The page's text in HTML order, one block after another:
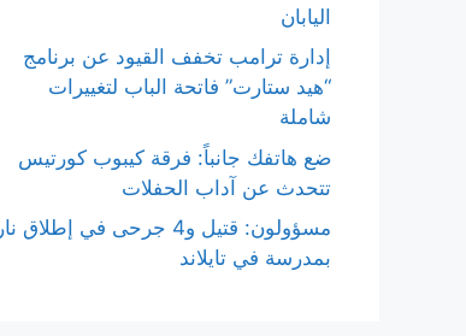
اليابان
إدارة ترامب تخفف القيود عن برنامج
“هيد ستارت” فاتحة الباب لتغييرات
شاملة
ضع هاتفك جانباً: فرقة كيبوب كورتيس
تتحدث عن آداب الحفلات
مسؤولون: قتيل و4 جرحى في إطلاق نار
بمدرسة في تايلاند